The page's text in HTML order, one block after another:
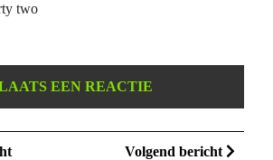
two
Vorige
Volgend bericht